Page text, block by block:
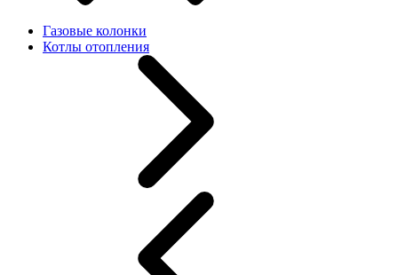
Газовые колонки
Котлы отопления